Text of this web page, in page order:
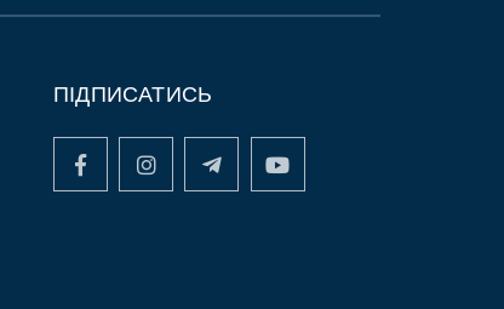
ПІДПИСАТИСЬ